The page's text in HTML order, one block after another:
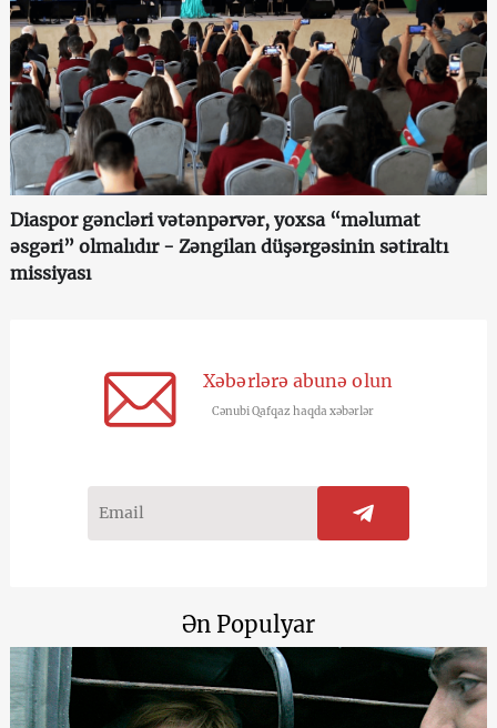
Diaspor gəncləri vətənpərvər, yoxsa “məlumat
əsgəri” olmalıdır - Zəngilan düşərgəsinin sətiraltı
missiyası
Xəbərlərə abunə olun
Cənubi Qafqaz haqda xəbərlər
Ən Populyar